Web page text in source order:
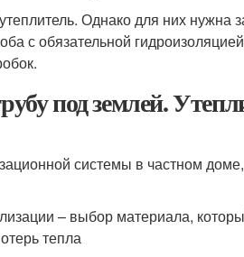
Однако для них нужна
с обязательной
под землей.
системы в частном
– выбор материала,
тепла